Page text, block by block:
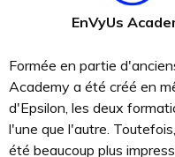
EnVyUs
Formée en partie
Academy a été créé en
d'Epsilon, les deux
l'une que l'autre.
été beaucoup plus